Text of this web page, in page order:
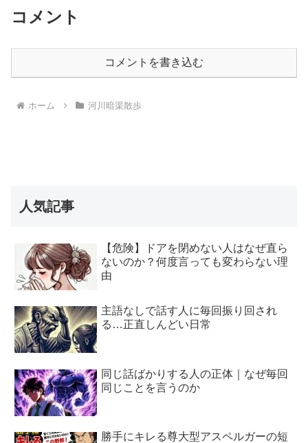
コメント
コメントを書き込む
ホーム 河川暗渠散歩
人気記事
【危険】ドアを閉めない人はなぜ直ら
ないのか？何度言っても変わらない理
由
主語なしで話す人に毎回振り回され
る…正直しんどい日常
同じ話ばかりする人の正体｜なぜ毎回
同じことを言うのか
勝手にキレる尊大型アスペルガーの短